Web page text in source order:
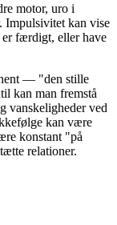
motor, uro i
Impulsivitet kan vise
er færdigt, eller have
— "den stille
kan man fremstå
vanskeligheder ved
kan være
konstant "på
relationer.